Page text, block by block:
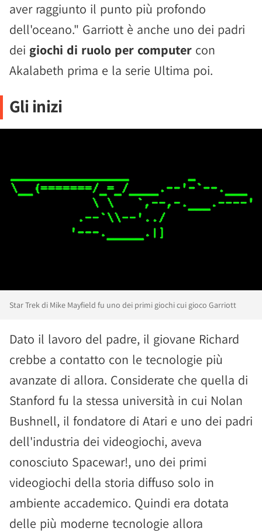
aver raggiunto il punto più profondo
dell'oceano." Garriott è anche uno dei padri
dei giochi di ruolo per computer con
Akalabeth prima e la serie Ultima poi.
Gli inizi
Star Trek di Mike Mayfield fu uno dei primi giochi cui gioco Garriott
Dato il lavoro del padre, il giovane Richard
crebbe a contatto con le tecnologie più
avanzate di allora. Considerate che quella di
Stanford fu la stessa università in cui Nolan
Bushnell, il fondatore di Atari e uno dei padri
dell'industria dei videogiochi, aveva
conosciuto Spacewar!, uno dei primi
videogiochi della storia diffuso solo in
ambiente accademico. Quindi era dotata
delle più moderne tecnologie allora